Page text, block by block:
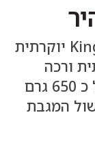
מגבת קינגס כחול King's Collection יוקרתית
ורכה
במיוחד, המגבת במשקל גבוה של כ 650 גרם
המגבת